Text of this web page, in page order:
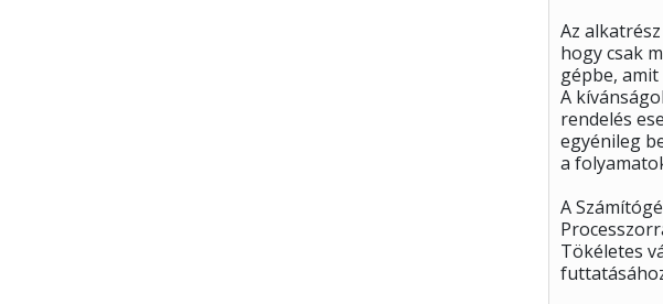
Az
hogy csak
gépbe,
A
rendelés
egyénileg
a
A
Tökéletes